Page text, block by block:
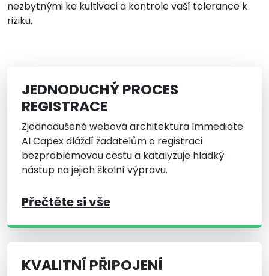
nezbytnými ke kultivaci a kontrole vaší tolerance k
riziku.
JEDNODUCHÝ PROCES
REGISTRACE
Zjednodušená webová architektura Immediate
AI Capex dláždí žadatelům o registraci
bezproblémovou cestu a katalyzuje hladký
nástup na jejich školní výpravu.
Přečtěte si vše
KVALITNÍ PŘIPOJENÍ